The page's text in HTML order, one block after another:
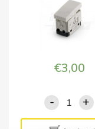
€3,00
-
Frutto
Invertitore
+